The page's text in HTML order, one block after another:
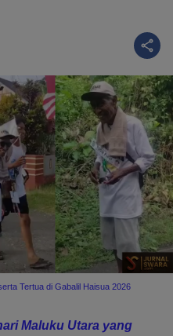
Tertua di Gabalil Haisua 2026
Maluku Utara yang